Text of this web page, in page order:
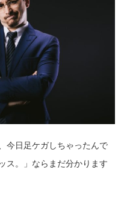
今日足ケガしちゃったんで
ス。」ならまだ分かります